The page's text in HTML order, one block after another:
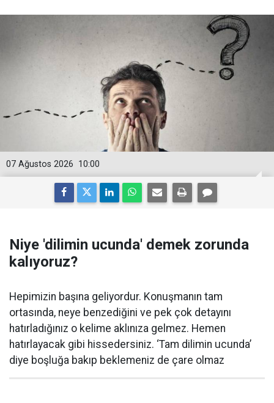
10:00
07 Ağustos 2026
Niye 'dilimin ucunda' demek zorunda
kalıyoruz?
Hepimizin başına geliyordur. Konuşmanın tam
ortasında, neye benzediğini ve pek çok detayını
hatırladığınız o kelime aklınıza gelmez. Hemen
hatırlayacak gibi hissedersiniz. ‘Tam dilimin ucunda’
diye boşluğa bakıp beklemeniz de çare olmaz